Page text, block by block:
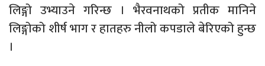
लिङ्गो उभ्याउने गरिन्छ । भैरवनाथको प्रतीक मानिने
लिङ्गोको शीर्ष भाग र हातहरु नीलो कपडाले बेरिएको हुन्छ
।